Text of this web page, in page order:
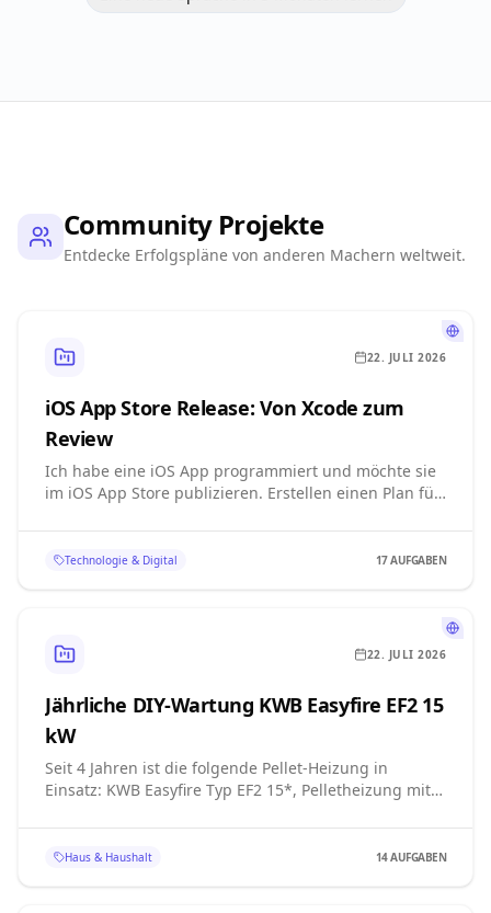
Entdecke Erfolgspläne von anderen Machern weltweit.
Review
Ich habe eine iOS App programmiert und möchte sie
im iOS App Store publizieren. Erstellen einen Plan für
alle notwendigen Schritte, die für Einreichung der
App in den Überprüfungsprozess notwendig sind.
Wenn es geht, möchte ich die App noch in diesem
Monat zum Review einreichen.
Technologie & Digital 17AUFGABEN
kW
Seit 4 Jahren ist die folgende Pellet-Heizung in
Einsatz: KWB Easyfire Typ EF2 15*, Pelletheizung mit
Vorratsbehälter 300 Liter, geeignet für Holzpellets DM
6mm, TECHNISCHE DATEN, Max. Heizleistung: 15 kW,
Leistungsbereich: 4,4-15 kW, Max. zul. Betriebsdruck:
3,5 bar. Was muss ich tun um eine jährliche Wartung
selbst durchzuführen? Erstelle einen Plan.
Haus & Haushalt 14AUFGABEN